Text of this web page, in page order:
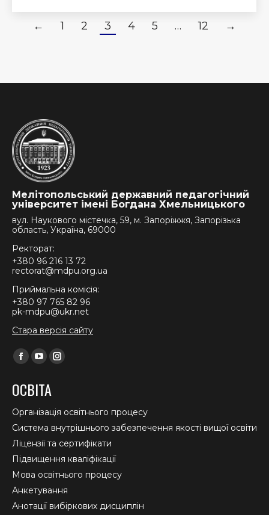
← 1 2 3 4 5 … 12 →
Мелітопольський державний педагогічний
університет імені Богдана Хмельницького
вул. Наукового містечка, 59, м. Запоріжжя, Запорізька
область, Україна, 69000
Ректорат:
+380 96 216 13 72
rectorat@mdpu.org.ua
Приймальна комісія:
+380 97 765 82 96
pk-mdpu@ukr.net
Стара версія сайту
Find us on:
Facebook
opens
in
new
window
YouTube
opens
in
new
window
Instagram
in
new
window
ОСВІТА
Організація освітнього процесу
Система внутрішнього забезпечення якості вищої освіти
Ліцензії та сертифікати
Підвищення кваліфікації
Мова освітнього процесу
Анкетування
Анотації вибіркових дисциплін